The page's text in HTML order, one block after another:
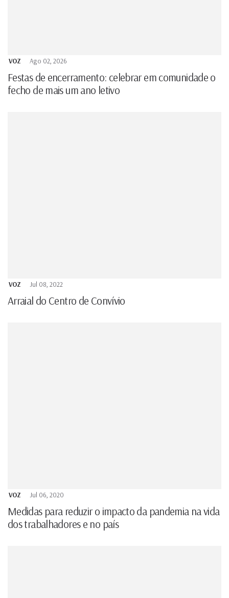
VOZ Ago 02, 2026
Festas de encerramento: celebrar em comunidade o
fecho de mais um ano letivo
VOZ Jul 08, 2022
Arraial do Centro de Convívio
VOZ Jul 06, 2020
Medidas para reduzir o impacto da pandemia na vida
dos trabalhadores e no país